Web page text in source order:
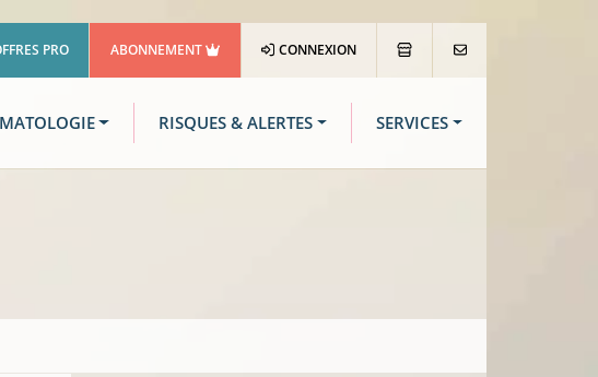
PRO ABONNEMENT CONNEXION
RISQUES & ALERTES SERVICES